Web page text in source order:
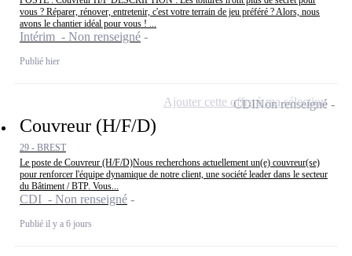
vous ? Réparer, rénover, entretenir, c'est votre terrain de jeu préféré ? Alors, nous
avons le chantier idéal pour vous ! ...
Intérim - Non renseigné
Publié hier
Couvreur (H/F/D)
29 - BREST
Le poste de Couvreur (H/F/D)Nous recherchons actuellement un(e) couvreur(se)
pour renforcer l'équipe dynamique de notre client, une société leader dans le secteur
du Bâtiment / BTP. Vous...
CDI - Non renseigné
Publié il y a 6 jours
CDINon renseigné
Ajouter cette offre à ma sélection